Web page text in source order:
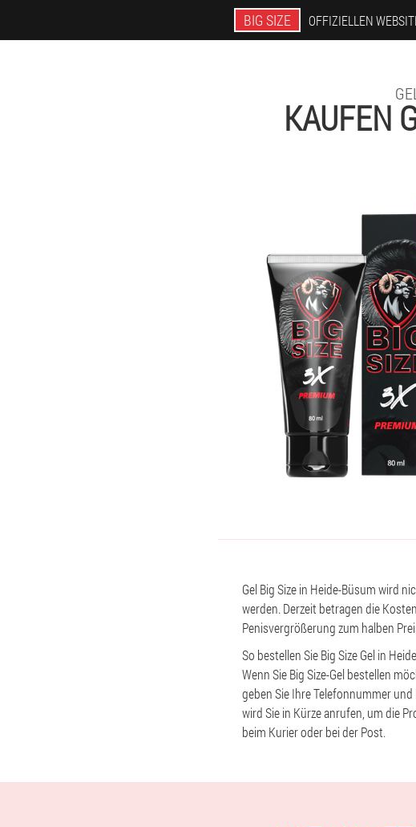
BIG SIZE OFFIZIELLEN
KAUFEN
Gel Big Size in Heide-Büsum wird
werden. Derzeit betragen die
Penisvergrößerung zum halben
So bestellen Sie Big Size Gel in
Wenn Sie Big Size-Gel bestellen
geben Sie Ihre Telefonnummer
wird Sie in Kürze anrufen, um die
beim Kurier oder bei der Post.